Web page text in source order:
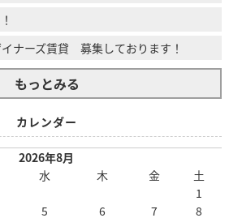
ーズ賃貸 募集しております！
もっとみる
カレンダー
2026年8月
水 木 金
土
1
5 6 7
8